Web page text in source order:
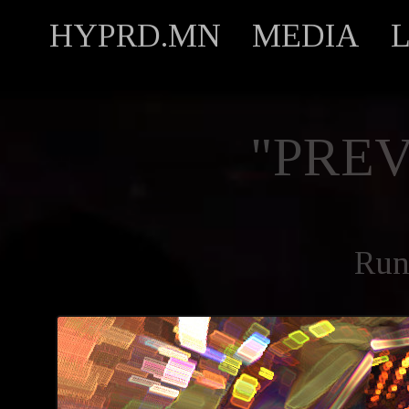
HYPRD.MN MEDIA